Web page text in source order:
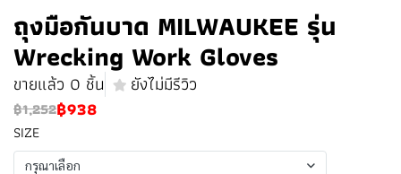
ถุงมือกันบาด MILWAUKEE รุ่น
Wrecking Work Gloves
ขายแล้ว 0 ชิ้น ยังไม่มีรีวิว
฿1,252฿938
SIZE
กรุณาเลือก